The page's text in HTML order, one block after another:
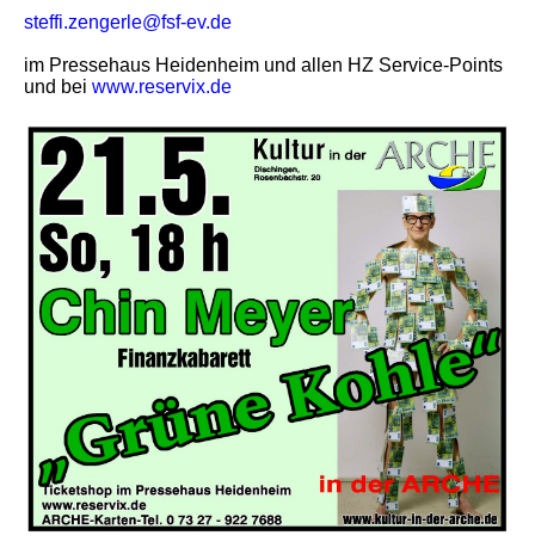
steffi.zengerle@fsf-ev.de
im Pressehaus Heidenheim und allen HZ Service-Points
und bei www.reservix.de